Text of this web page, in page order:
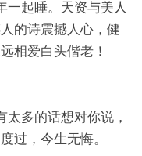
一起睡。天资与美人
的诗震撼人心，健
相爱白头偕老！
多的话想对你说，
过，今生无悔。